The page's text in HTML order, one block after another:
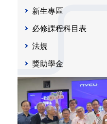
新生專區
必修課程科目表
法規
獎助學金